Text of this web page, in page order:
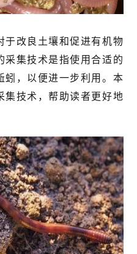
于改良土壤和促进有机物
采集技术是指使用合适的
蚓，以便进一步利用。本
集技术，帮助读者更好地